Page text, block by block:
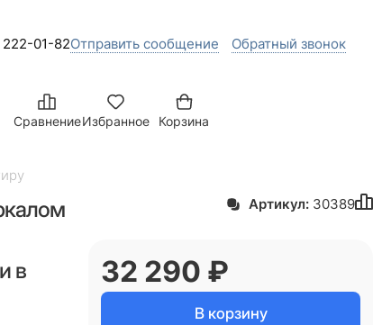
01-82Отправить сообщение Обратный звонок
СравнениеИзбранное Корзина
в
Артикул: 30389
32 290 ₽
В корзину